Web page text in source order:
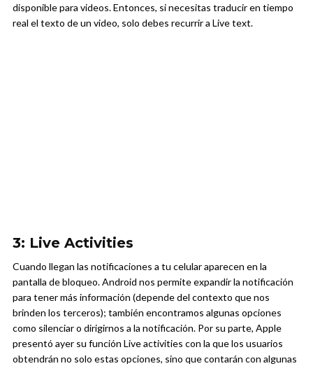
disponible para videos. Entonces, si necesitas traducir en tiempo
real el texto de un video, solo debes recurrir a Live text.
3: Live Activities
Cuando llegan las notificaciones a tu celular aparecen en la
pantalla de bloqueo. Android nos permite expandir la notificación
para tener más información (depende del contexto que nos
brinden los terceros); también encontramos algunas opciones
como silenciar o dirigirnos a la notificación. Por su parte, Apple
presentó ayer su función Live activities con la que los usuarios
obtendrán no solo estas opciones, sino que contarán con algunas